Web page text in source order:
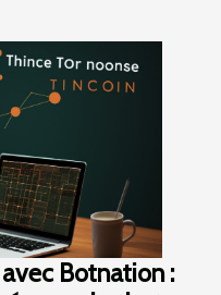
Botnation :